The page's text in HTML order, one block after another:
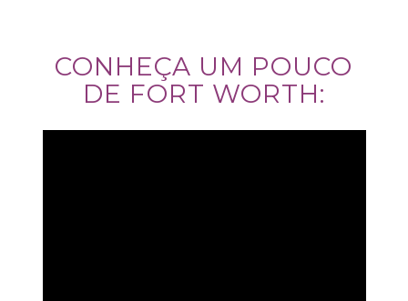
CONHEÇA UM POUCO
DE FORT WORTH: